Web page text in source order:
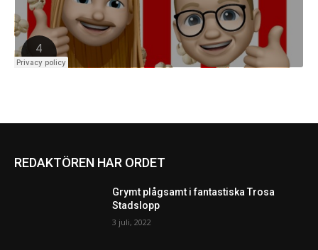
REDAKTÖREN HAR ORDET
Grymt plågsamt i fantastiska Trosa
Stadslopp
3 juli, 2022